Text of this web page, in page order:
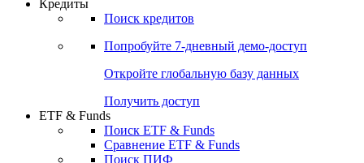
Кредиты
Поиск кредитов
Попробуйте 7-дневный демо-доступ
Откройте глобальную базу данных
Получить доступ
ETF & Funds
Поиск ETF & Funds
Сравнение ETF & Funds
Поиск ПИФ